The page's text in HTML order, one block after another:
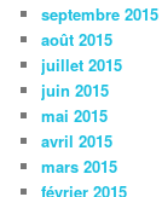
septembre 2015
août 2015
juillet 2015
juin 2015
mai 2015
avril 2015
mars 2015
février 2015